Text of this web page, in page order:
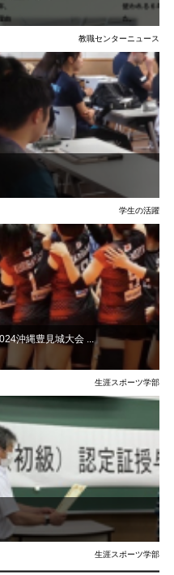
教職センターニュース
学生の活躍
沖縄豊見城大会 ...
生涯スポーツ学部
生涯スポーツ学部